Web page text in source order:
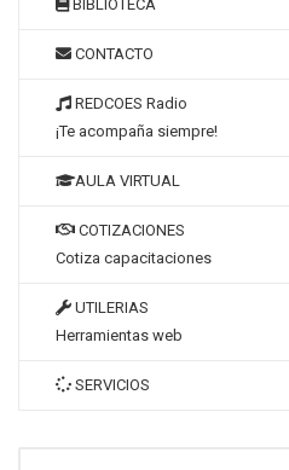
BIBLIOTECA
CONTACTO
REDCOES Radio
¡Te acompaña siempre!
AULA VIRTUAL
COTIZACIONES
Cotiza capacitaciones
UTILERIAS
Herramientas web
SERVICIOS